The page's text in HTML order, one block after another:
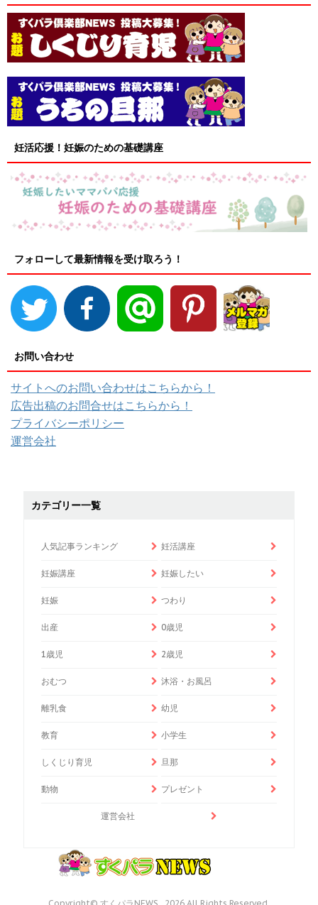
妊活応援！妊娠のための基礎講座
フォローして最新情報を受け取ろう！
お問い合わせ
サイトへのお問い合わせはこちらから！
広告出稿のお問合せはこちらから！
プライバシーポリシー
運営会社
カテゴリー一覧
人気記事ランキング 妊活講座
妊娠講座 妊娠したい
妊娠 つわり
出産 0歳児
1歳児 2歳児
おむつ 沐浴・お風呂
離乳食 幼児
教育 小学生
しくじり育児 旦那
動物 プレゼント
運営会社